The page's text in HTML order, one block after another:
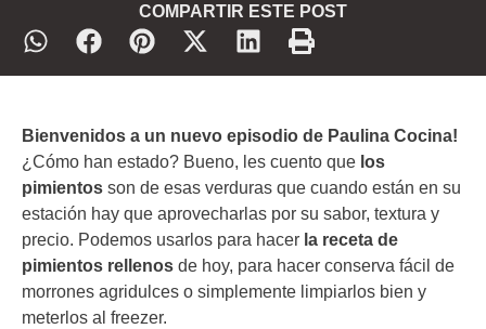
COMPARTIR ESTE POST
Bienvenidos a un nuevo episodio de Paulina Cocina!
¿Cómo han estado? Bueno, les cuento que los
pimientos son de esas verduras que cuando están en su
estación hay que aprovecharlas por su sabor, textura y
precio. Podemos usarlos para hacer la receta de
pimientos rellenos de hoy, para hacer conserva fácil de
morrones agridulces o simplemente limpiarlos bien y
meterlos al freezer.